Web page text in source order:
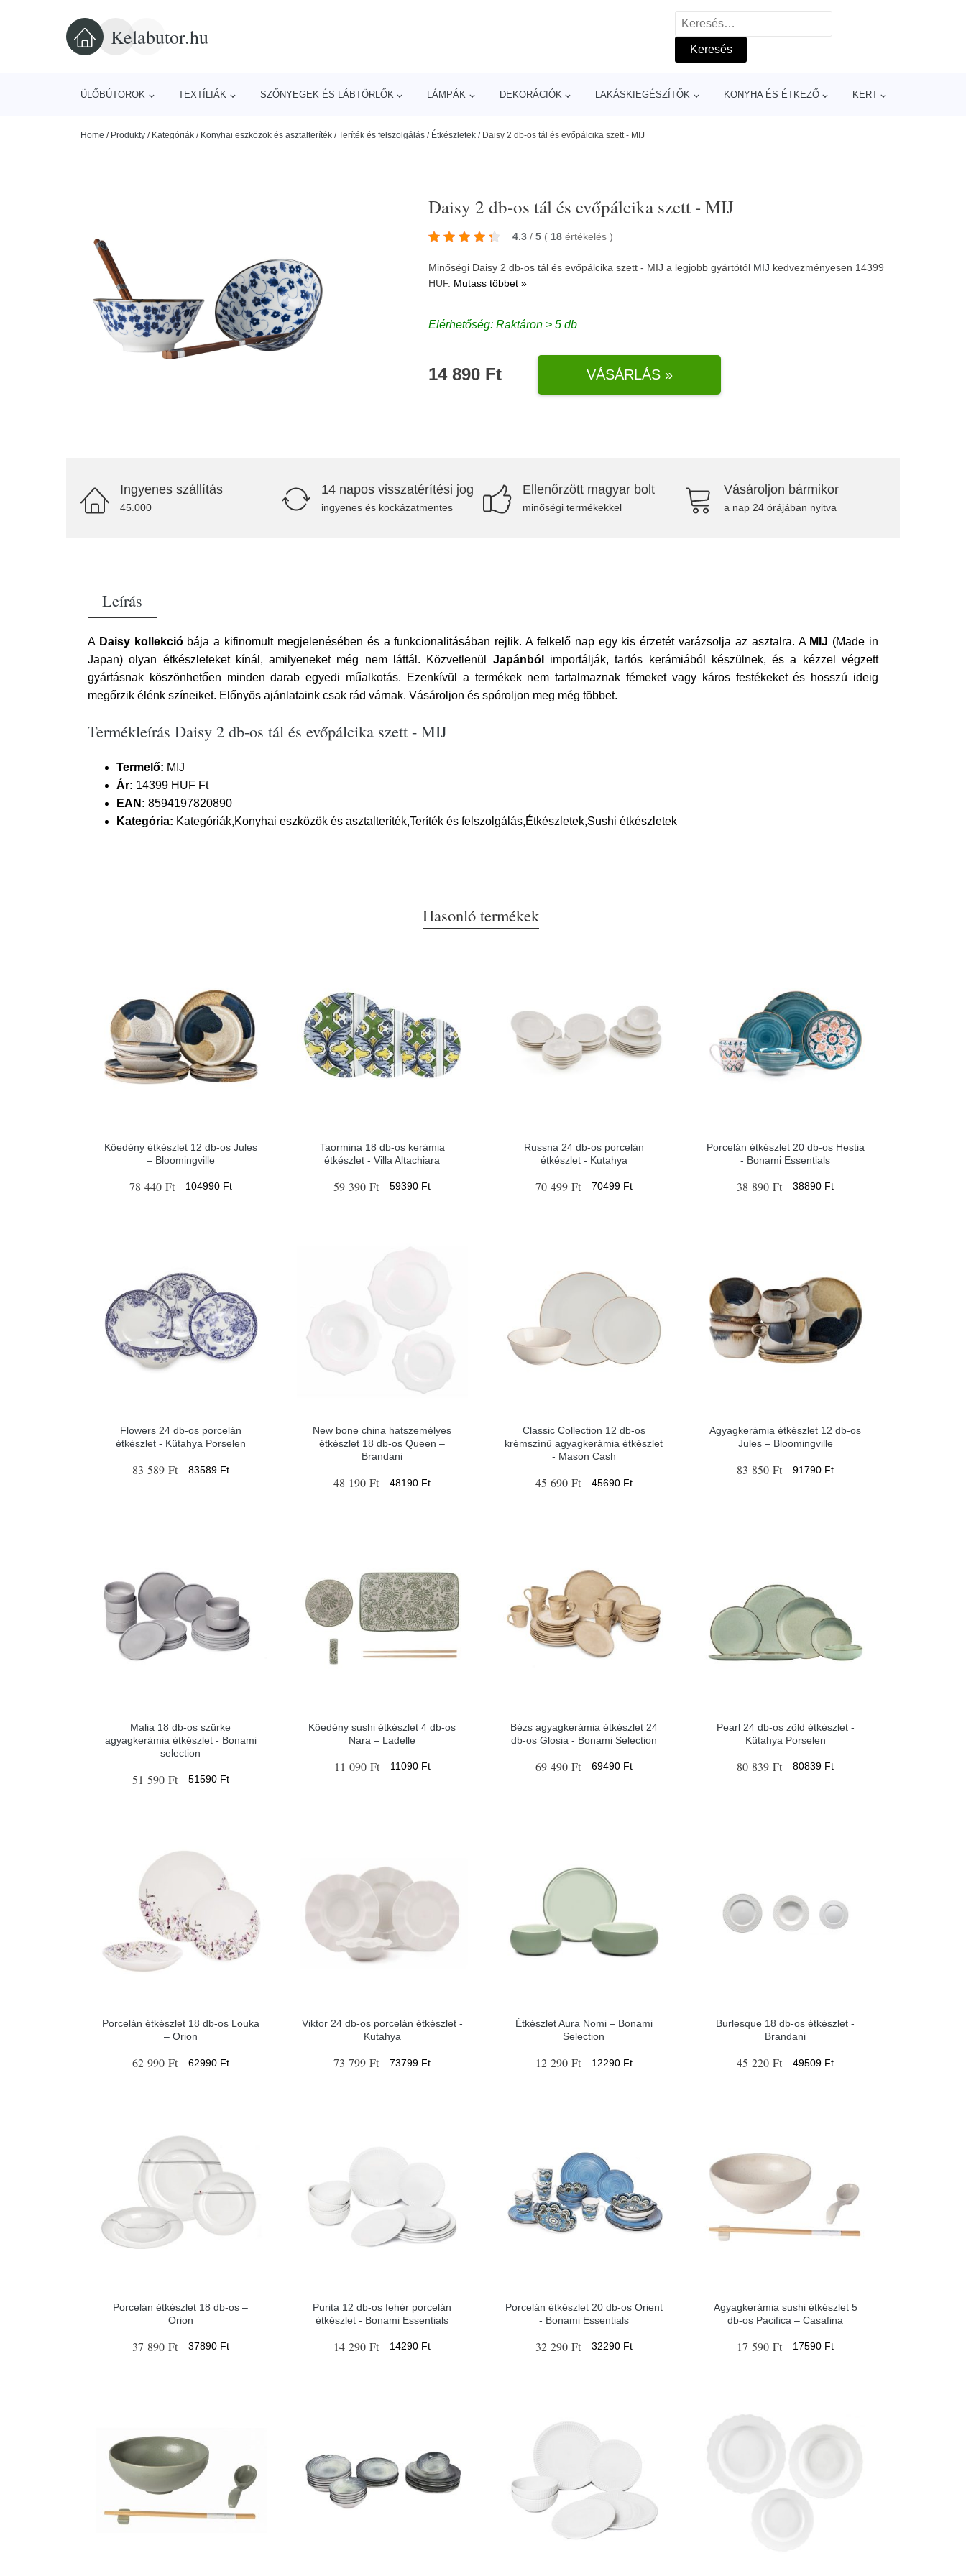
Kelabutor.hu
Keresés:
ÜLŐBÚTOROK TEXTÍLIÁK SZŐNYEGEK ÉS LÁBTÖRLŐK LÁMPÁK DEKORÁCIÓK LAKÁSKIEGÉSZÍTŐK KONYHA ÉS ÉTKEZŐ KERT
Home / Produkty / Kategóriák / Konyhai eszközök és asztalteríték /Teríték és felszolgálás / Étkészletek / Daisy 2 db-os tál és evőpálcika szett - MIJ
Daisy 2 db-os tál és evőpálcika szett - MIJ
4.3 / 5 ( 18 értékelés)
Minőségi Daisy 2 db-os tál és evőpálcika szett - MIJ a legjobb gyártótól MIJ kedvezményesen 14399
HUF. Mutass többet »
Elérhetőség: Raktáron > 5 db
14 890 Ft VÁSÁRLÁS »
Ingyenes szállítás
45.000
14 napos visszatérítési jog
ingyenes és kockázatmentes
Ellenőrzött magyar bolt
minőségi termékekkel
Vásároljon bármikor
a nap 24 órájában nyitva
Leírás
A Daisy kollekcióbája a kifinomult megjelenésében és a funkcionalitásában rejlik. A felkelő nap egy kis érzetét varázsolja az asztalra. A MIJ (Made in
Japan) olyan étkészleteket kínál, amilyeneket még nem láttál. Közvetlenül Japánból
importálják, tartós kerámiából készülnek, és a kézzel végzett
gyártásnak köszönhetően minden darab egyedi műalkotás. Ezenkívül a termékek nem tartalmaznak fémeket vagy káros festékeket és hosszú ideig
megőrzik élénk színeiket. Előnyös ajánlataink csak rád várnak. Vásároljon és spóroljon meg még többet.
Termékleírás Daisy 2 db-os tál és evőpálcika szett - MIJ
Termelő: MIJ
Ár: 14399 HUF Ft
EAN: 8594197820890
Kategória: Kategóriák,Konyhai eszközök és asztalteríték,Teríték és felszolgálás,Étkészletek,Sushi étkészletek
Hasonló termékek
Kőedény étkészlet 12 db-os Jules
– Bloomingville
78 440 Ft 104990 Ft
Taormina 18 db-os kerámia
étkészlet - Villa Altachiara
59 390 Ft 59390 Ft
Russna 24 db-os porcelán
étkészlet - Kutahya
70 499 Ft 70499 Ft
Porcelán étkészlet 20 db-os Hestia
- Bonami Essentials
38 890 Ft 38890 Ft
Flowers 24 db-os porcelán
étkészlet - Kütahya Porselen
83 589 Ft 83589 Ft
New bone china hatszemélyes
étkészlet 18 db-os Queen –
Brandani
48 190 Ft 48190 Ft
Classic Collection 12 db-os
krémszínű agyagkerámia étkészlet
- Mason Cash
45 690 Ft 45690 Ft
Agyagkerámia étkészlet 12 db-os
Jules – Bloomingville
83 850 Ft 91790 Ft
Malia 18 db-os szürke
agyagkerámia étkészlet - Bonami
selection
51 590 Ft 51590 Ft
Kőedény sushi étkészlet 4 db-os
Nara – Ladelle
11 090 Ft 11090 Ft
Bézs agyagkerámia étkészlet 24
db-os Glosia - Bonami Selection
69 490 Ft 69490 Ft
Pearl 24 db-os zöld étkészlet -
Kütahya Porselen
80 839 Ft 80839 Ft
Porcelán étkészlet 18 db-os Louka
– Orion
62 990 Ft 62990 Ft
Viktor 24 db-os porcelán étkészlet -
Kutahya
73 799 Ft 73799 Ft
Étkészlet Aura Nomi – Bonami
Selection
12 290 Ft 12290 Ft
Burlesque 18 db-os étkészlet -
Brandani
45 220 Ft 49509 Ft
Porcelán étkészlet 18 db-os –
Orion
37 890 Ft 37890 Ft
Purita 12 db-os fehér porcelán
étkészlet - Bonami Essentials
14 290 Ft 14290 Ft
Porcelán étkészlet 20 db-os Orient
- Bonami Essentials
32 290 Ft 32290 Ft
Agyagkerámia sushi étkészlet 5
db-os Pacifica – Casafina
17 590 Ft 17590 Ft